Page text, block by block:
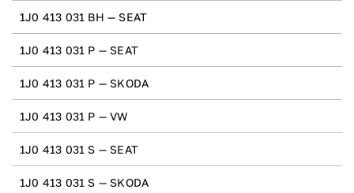
1J0 413 031 BH — SEAT
1J0 413 031 P — SEAT
1J0 413 031 P — SKODA
1J0 413 031 P — VW
1J0 413 031 S — SEAT
1J0 413 031 S — SKODA